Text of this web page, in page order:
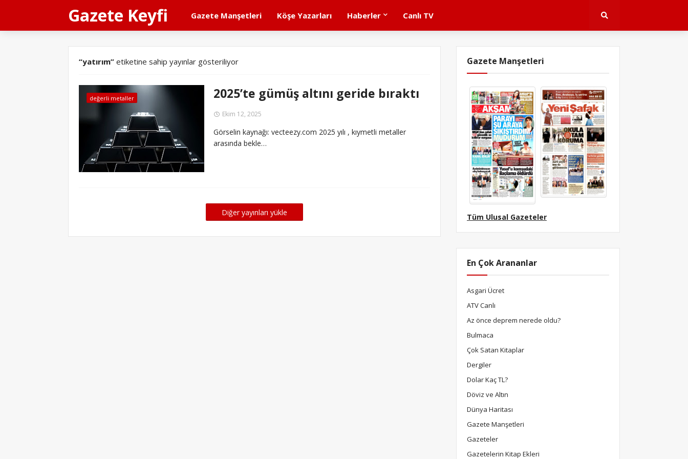
Gazete Keyfi Gazete Manşetleri Köşe Yazarları Haberler Canlı TV
yatırım etiketine sahip yayınlar gösteriliyor
değerli metaller 2025’te gümüş altını geride bıraktı
Ekim 12, 2025
Görselin kaynağı: vecteezy.com 2025 yılı , kıymetli metaller
arasında bekle…
Diğer yayınları yükle
Gazete Manşetleri
Tüm Ulusal Gazeteler
En Çok Arananlar
Asgari Ücret
ATV Canlı
Az önce deprem nerede oldu?
Bulmaca
Çok Satan Kitaplar
Dergiler
Dolar Kaç TL?
Döviz ve Altın
Dünya Haritası
Gazete Manşetleri
Gazeteler
Gazetelerin Kitap Ekleri